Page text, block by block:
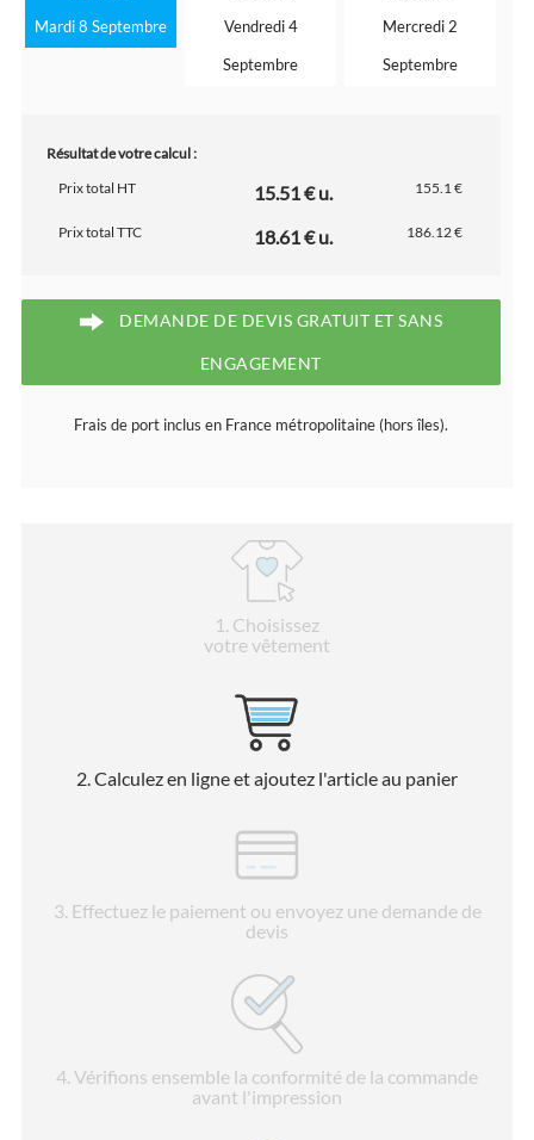
Mardi 8 Septembre
Vendredi 4
Septembre
Mercredi 2
Septembre
Résultat de votre calcul :
Prix total HT
15.51 € u. 155.1 €
Prix total TTC 18.61 € u. 186.12 €
DEMANDE DE DEVIS GRATUIT ET SANS
ENGAGEMENT
Frais de port inclus en France métropolitaine (hors îles).
1 . Choisissez
votre vêtement
2 . Calculez en ligne et ajoutez l'article au panier
3. Effectuez le paiement ou envoyez une demande de
devis
4. Vérifions ensemble la conformité de la commande
avant l'impression